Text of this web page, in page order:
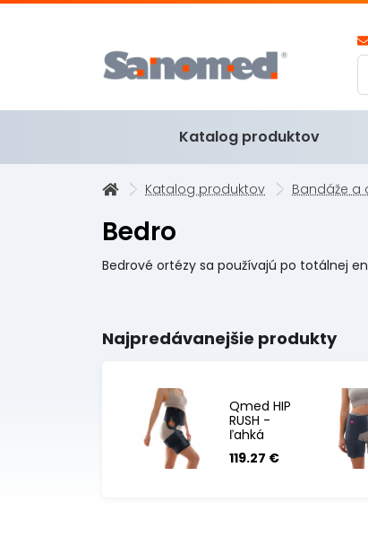
Katalog produktov
Katalog produktov Bandáže a
Bedro
Bedrové ortézy sa používajú po totálnej
Najpredávanejšie produkty
Qmed HIP
RUSH -
ľahká
bedrová
ortéza s
119.27 €